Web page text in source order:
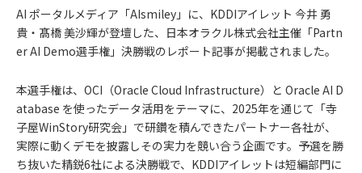
AI ポータルメディア「AIsmiley」に、KDDIアイレット 今井 勇
貴・髙橋 美沙輝が登壇した、日本オラクル株式会社主催「Partn
er AI Demo選手権」決勝戦のレポート記事が掲載されました。
本選手権は、OCI（Oracle Cloud Infrastructure）と Oracle AI D
atabase を使ったデータ活用をテーマに、2025年を通じて「寺
子屋WinStory研究会」で研鑽を積んできたパートナー各社が、
実際に動くデモを披露しその実力を競い合う企画です。予選を勝
ち抜いた精鋭6社による決勝戦で、KDDIアイレットは短編部門に